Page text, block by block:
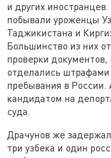
и других
побывали уроженцы
Таджикистана и
Большинство из них
проверки
отделались
пребывания в России.
кандидатом на
суда.
Драчунов же
три узбека и один